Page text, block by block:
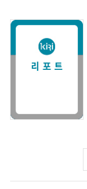
글로벌 이슈
리포트 모음집(종간)
해외학술연구 분석(
금융보험해설(종간)
KIRI 고령화리뷰